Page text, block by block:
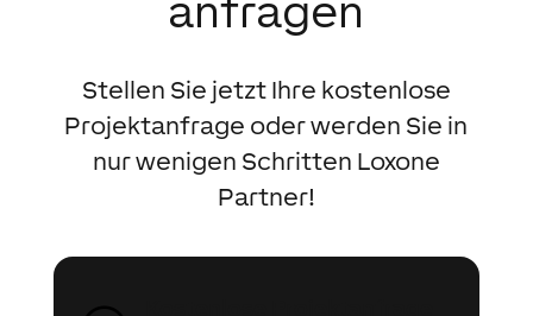
Stellen Sie jetzt Ihre kostenlose
Projektanfrage oder werden Sie in
nur wenigen Schritten Loxone
Partner!